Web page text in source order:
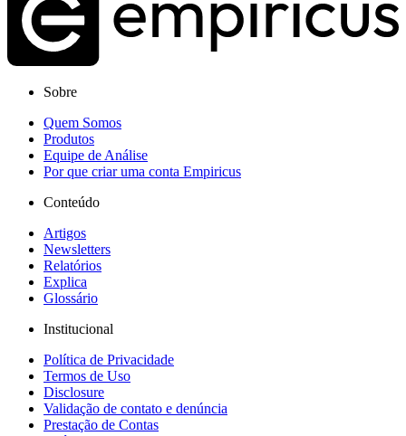
Sobre
Quem Somos
Produtos
Equipe de Análise
Por que criar uma conta Empiricus
Conteúdo
Artigos
Newsletters
Relatórios
Explica
Glossário
Institucional
Política de Privacidade
Termos de Uso
Disclosure
Validação de contato e denúncia
Prestação de Contas